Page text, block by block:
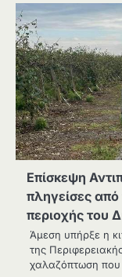
Επίσκεψη
πληγείσες από
περιοχής του
Άμεση υπήρξε η
της
χαλαζόπτωση που